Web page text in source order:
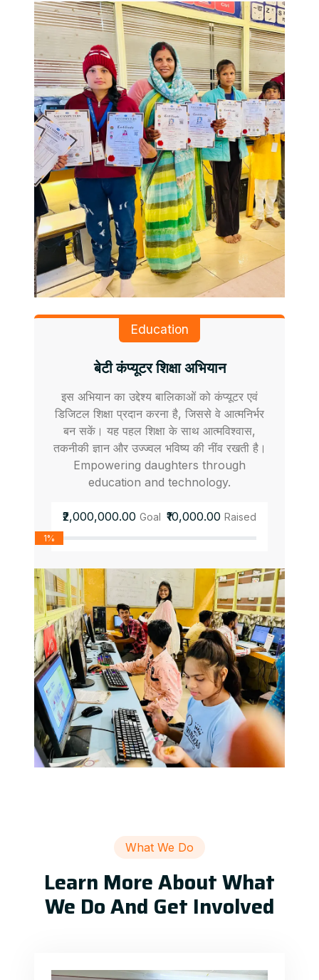
Education
बेटी कंप्यूटर शिक्षा अभियान
इस अभियान का उद्देश्य बालिकाओं को कंप्यूटर एवं
डिजिटल शिक्षा प्रदान करना है, जिससे वे आत्मनिर्भर
बन सकें। यह पहल शिक्षा के साथ आत्मविश्वास,
तकनीकी ज्ञान और उज्ज्वल भविष्य की नींव रखती है।
Empowering daughters through
education and technology.
₹2,000,000.00 Goal ₹10,000.00 Raised
1%
What We Do
Learn More About What
We Do And Get Involved